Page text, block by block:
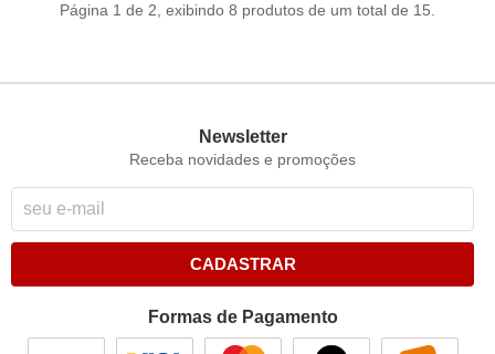
Página 1 de 2, exibindo 8 produtos de um total de 15.
Newsletter
Receba novidades e promoções
CADASTRAR
Formas de Pagamento